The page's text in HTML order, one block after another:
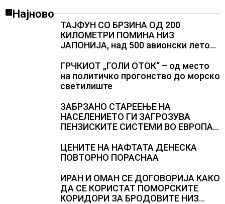
Најново
ТАЈФУН СО БРЗИНА ОД 200
КИЛОМЕТРИ ПОМИНА НИЗ
ЈАПОНИЈА, над 500 авионски летови
ГРЧКИОТ „ГОЛИ ОТОК“ – од место
на политичко прогонство до морско
светилиште
ЗАБРЗАНО СТАРЕЕЊЕ НА
НАСЕЛЕНИЕТО ГИ ЗАГРОЗУВА
ПЕНЗИСКИТЕ СИСТЕМИ ВО ЕВРОПА и
ЦЕНИТЕ НА НАФТАТА ДЕНЕСКА
ПОВТОРНО ПОРАСНАА
ИРАН И ОМАН СЕ ДОГОВОРИЈА КАКО
ДА СЕ КОРИСТАТ ПОМОРСКИТЕ
КОРИДОРИ ЗА БРОДОВИТЕ НИЗ